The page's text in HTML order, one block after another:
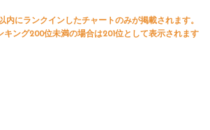
内にランクインしたチャートのみが掲載されます。
キング200位未満の場合は201位として表示されます